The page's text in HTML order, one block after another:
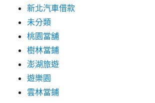
新北汽車借款
未分類
桃園當舖
樹林當鋪
澎湖旅遊
遊樂園
雲林當鋪